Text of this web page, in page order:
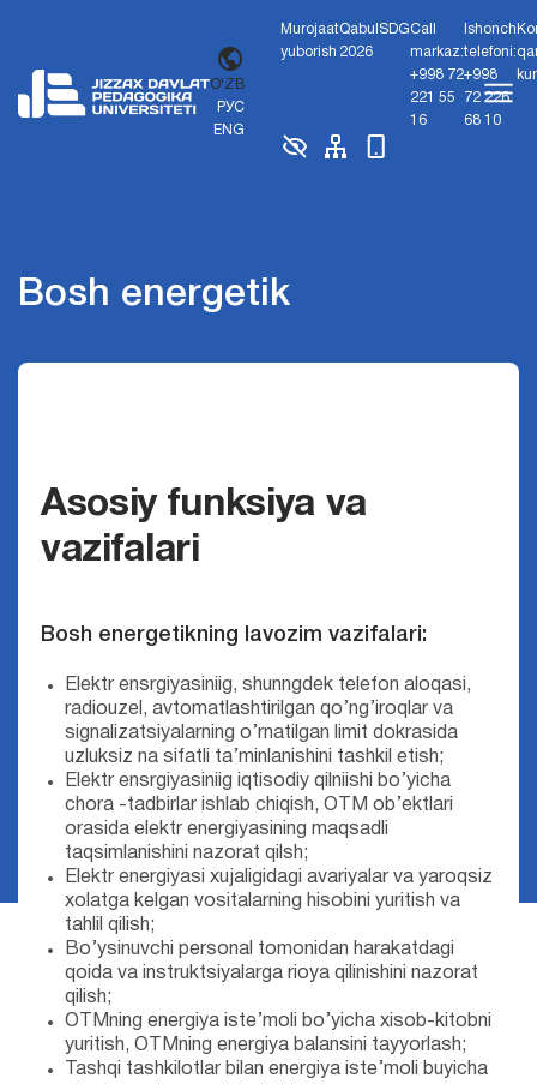
O'ZB
РУС
ENG
Murojaat
yuborish
Qabul
2026
SDGCall
markaz:
+998 72
221 55
16
Ishonch
telefoni:
+998
72 226
68 10
Bosh energetik
Asosiy funksiya va
vazifalari
Bosh energetikning lavozim vazifalari:
Elektr ensrgiyasiniig, shunngdek telefon aloqasi,
radiouzel, avtomatlashtirilgan qo’ng’iroqlar va
signalizatsiyalarning o’rnatilgan limit dokrasida
uzluksiz na sifatli ta’minlanishini tashkil etish;
Elektr ensrgiyasiniig iqtisodiy qilniishi bo’yicha
chora -tadbirlar ishlab chiqish, OTM ob’ektlari
orasida elektr energiyasining maqsadli
taqsimlanishini nazorat qilsh;
Elektr energiyasi xujaligidagi avariyalar va yaroqsiz
xolatga kelgan vositalarning hisobini yuritish va
tahlil qilish;
Bo’ysinuvchi personal tomonidan harakatdagi
qoida va instruktsiyalarga rioya qilinishini nazorat
qilish;
OTMning energiya iste’moli bo’yicha xisob-kitobni
yuritish, OTMning energiya balansini tayyorlash;
Tashqi tashkilotlar bilan energiya iste’moli buyicha